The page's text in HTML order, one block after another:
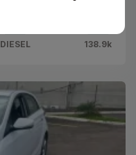
DIESEL 138.9k